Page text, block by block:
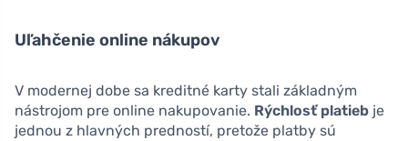
Uľahčenie online nákupov
V modernej dobe sa kreditné karty stali základným
nástrojom pre online nakupovanie. Rýchlosť platieb je
jednou z hlavných predností, pretože platby sú